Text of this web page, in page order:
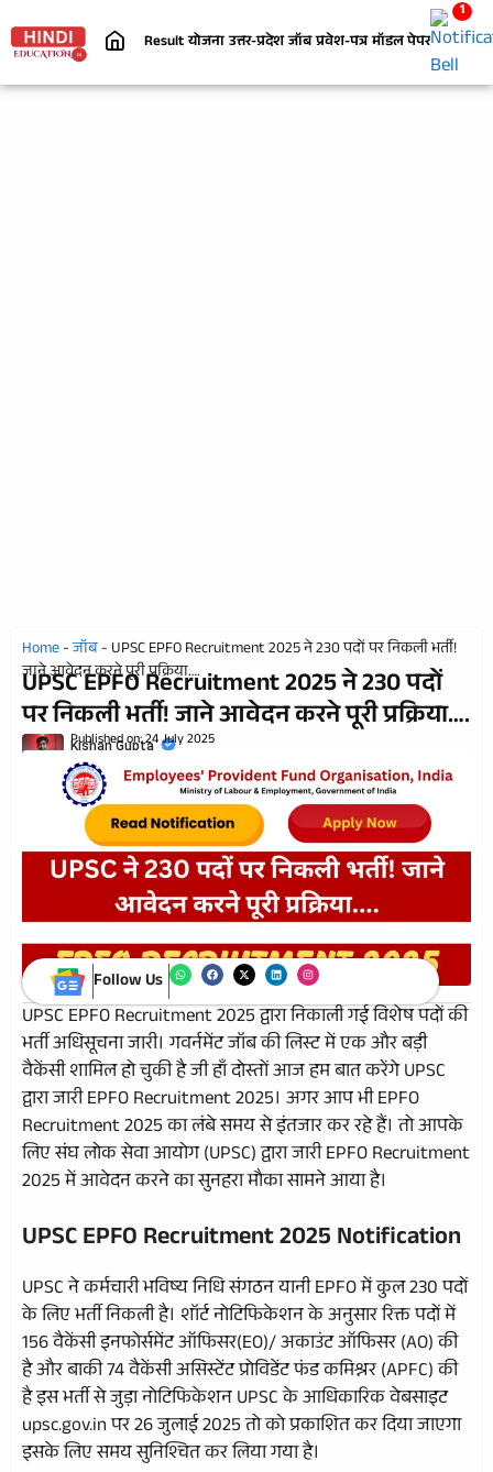
Result योजना उत्तर-प्रदेशजॉबप्रवेश-पत्रमॉडल पेपर निबंध
1
Home-जॉब- UPSC EPFO Recruitment 2025 ने 230 पदों पर निकली भर्ती!
जाने आवेदन करने पूरी प्रक्रिया….
UPSC EPFO Recruitment 2025 ने 230 पदों
पर निकली भर्ती! जाने आवेदन करने पूरी प्रक्रिया….
Kishan Gupta
Published on:24 July 2025
Follow Us
UPSC EPFO Recruitment 2025 द्वारा निकाली गई विशेष पदों की
भर्ती अधिसूचना जारी। गवर्नमेंट जॉब की लिस्ट में एक और बड़ी
वैकेंसी शामिल हो चुकी है जी हाँ दोस्तों आज हम बात करेंगे UPSC
द्वारा जारी EPFO Recruitment 2025। अगर आप भी EPFO
Recruitment 2025 का लंबे समय से इंतजार कर रहे हैं। तो आपके
लिए संघ लोक सेवा आयोग (UPSC) द्वारा जारी EPFO Recruitment
2025 में आवेदन करने का सुनहरा मौका सामने आया है।
UPSC EPFO Recruitment 2025 Notification
UPSC ने कर्मचारी भविष्य निधि संगठन यानी EPFO में कुल 230 पदों
के लिए भर्ती निकली है। शॉर्ट नोटिफिकेशन के अनुसार रिक्त पदों में
156 वैकेंसी इनफोर्समेंट ऑफिसर(EO)/ अकाउंट ऑफिसर (AO) की
है और बाकी 74 वैकेंसी असिस्टेंट प्रोविडेंट फंड कमिश्नर (APFC) की
है इस भर्ती से जुड़ा नोटिफिकेशन UPSC के आधिकारिक वेबसाइट
upsc.gov.in पर 26 जुलाई 2025 तो को प्रकाशित कर दिया जाएगा
इसके लिए समय सुनिश्चित कर लिया गया है।